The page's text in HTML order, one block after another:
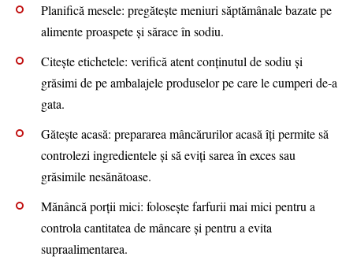
Planifică mesele: pregătește meniuri săptămânale bazate pe
alimente proaspete și sărace în sodiu.
Citește etichetele: verifică atent conținutul de sodiu și
grăsimi de pe ambalajele produselor pe care le cumperi de-a
gata.
Gătește acasă: prepararea mâncărurilor acasă îți permite să
controlezi ingredientele și să eviți sarea în exces sau
grăsimile nesănătoase.
Mănâncă porții mici: folosește farfurii mai mici pentru a
controla cantitatea de mâncare și pentru a evita
supraalimentarea.